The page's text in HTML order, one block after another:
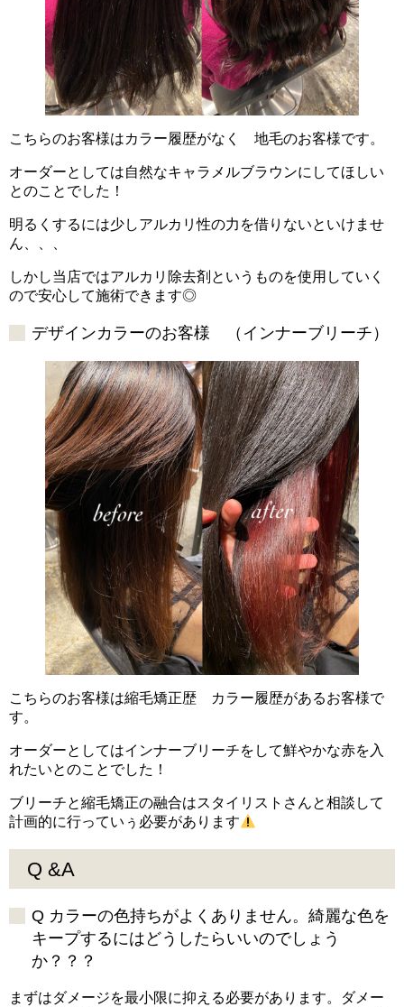
こちらのお客様はカラー履歴がなく 地毛のお客様です。
オーダーとしては自然なキャラメルブラウンにしてほしい
とのことでした！
明るくするには少しアルカリ性の力を借りないといけませ
ん、、、
しかし当店ではアルカリ除去剤というものを使用していく
ので安心して施術できます◎
デザインカラーのお客様 （インナーブリーチ）
こちらのお客様は縮毛矯正歴 カラー履歴があるお客様で
す。
オーダーとしてはインナーブリーチをして鮮やかな赤を入
れたいとのことでした！
ブリーチと縮毛矯正の融合はスタイリストさんと相談して
計画的に行っていぅ必要があります
Q &A
Q カラーの色持ちがよくありません。綺麗な色を
キープするにはどうしたらいいのでしょう
か？？？
まずはダメージを最小限に抑える必要があります。ダメー